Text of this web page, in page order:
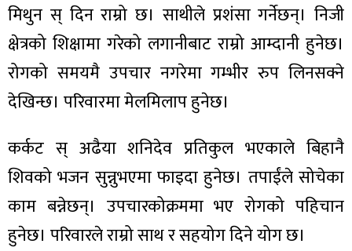
मिथुन स् दिन राम्रो छ। साथीले प्रशंसा गर्नेछन्। निजी
क्षेत्रको शिक्षामा गरेको लगानीबाट राम्रो आम्दानी हुनेछ।
रोगको समयमै उपचार नगरेमा गम्भीर रुप लिनसक्ने
देखिन्छ। परिवारमा मेलमिलाप हुनेछ।
कर्कट स् अढैया शनिदेव प्रतिकुल भएकाले बिहानै
शिवको भजन सुन्नुभएमा फाइदा हुनेछ। तपाईंले सोचेका
काम बन्नेछन्। उपचारकोक्रममा भए रोगको पहिचान
हुनेछ। परिवारले राम्रो साथ र सहयोग दिने योग छ।